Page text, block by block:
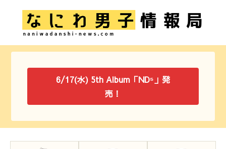
6/17(水) 5th Album「ND⁵」発
売！